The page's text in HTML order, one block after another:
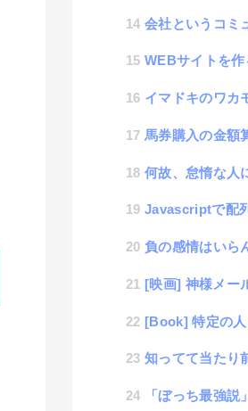
会社というコミ
WEBサイトを作る時に最近良く
イマドキのワカ
馬券購入の金額算出
何故、怠惰な人には
Javascriptで配列のkeyに数値と文字列を使っ
負の感情はいら
[映画] 神様メー
[Book] 特定の人としかうまく付き合えないのは結
知ってて当たり前の喋り方
「ぼっち最強説」を